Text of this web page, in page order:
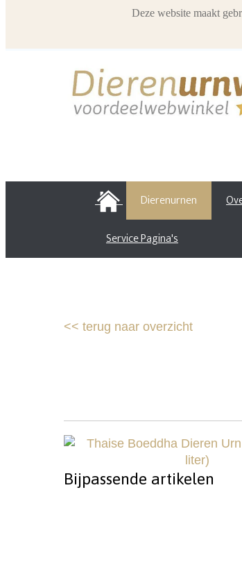
HOME Dierenurnen
Service Pagina's
<< terug naar overzicht
Bijpassende artikelen
Deze website maakt